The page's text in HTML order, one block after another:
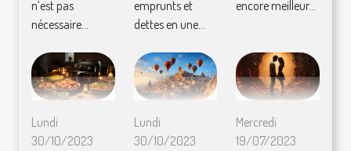
n’est pas
nécessaire...
emprunts et
dettes en une...
encore meilleur...
Lundi
30/10/2023
Lundi
30/10/2023
Mercredi
19/07/2023